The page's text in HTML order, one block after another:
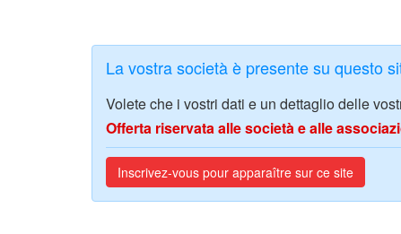
La vostra società è presente su questo
Volete che i vostri dati e un dettaglio delle
Offerta riservata alle società e alle
Inscrivez-vous pour apparaître sur ce site